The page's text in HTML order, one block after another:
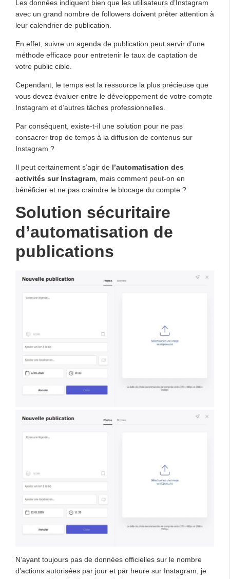
Les données indiquent bien que les utilisateurs d’Instagram
avec un grand nombre de followers doivent prêter attention à
leur calendrier de publication.
En effet, suivre un agenda de publication peut servir d’une
méthode efficace pour entretenir le taux de captation de
votre public cible.
Cependant, le temps est la ressource la plus précieuse que
vous devez évaluer entre le développement de votre compte
Instagram et d’autres tâches professionnelles.
Par conséquent, existe-t-il une solution pour ne pas
consacrer trop de temps à la diffusion de contenus sur
Instagram ?
Il peut certainement s’agir de l’automatisation des
activités sur Instagram, mais comment peut-on en
bénéficier et ne pas craindre le blocage du compte ?
Solution sécuritaire
d’automatisation de
publications
N’ayant toujours pas de données officielles sur le nombre
d’actions autorisées par jour et par heure sur Instagram, je